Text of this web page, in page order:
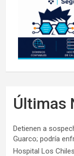
Últimas
Detienen a
Guarco; podría
Hospital Los